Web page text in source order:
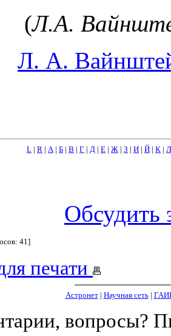
(Л.А.
Л. А.
L | R | А | Б | В | Г | Д | Е | Ж | З | И | Й | К | Л
Обсудить
41]
печати
Астронет| Научная сеть|
вопросы?